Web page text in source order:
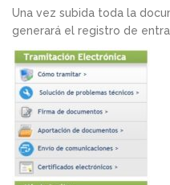
Una vez subida toda la
generará el registro de